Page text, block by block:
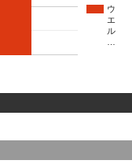
ウ
エ
ル